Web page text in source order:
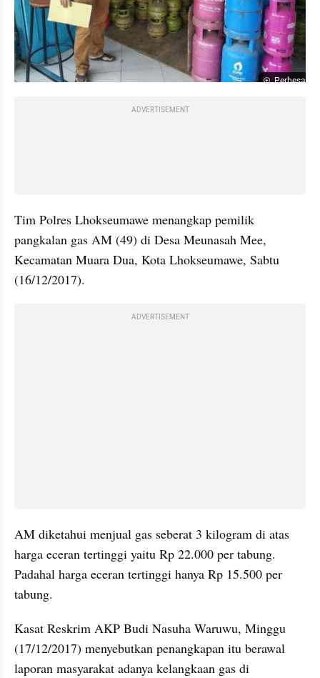
Perbesar
ADVERTISEMENT
Tim Polres Lhokseumawe menangkap pemilik
pangkalan gas AM (49) di Desa Meunasah Mee,
Kecamatan Muara Dua, Kota Lhokseumawe, Sabtu
(16/12/2017).
ADVERTISEMENT
AM diketahui menjual gas seberat 3 kilogram di atas
harga eceran tertinggi yaitu Rp 22.000 per tabung.
Padahal harga eceran tertinggi hanya Rp 15.500 per
tabung.
Kasat Reskrim AKP Budi Nasuha Waruwu, Minggu
(17/12/2017) menyebutkan penangkapan itu berawal
laporan masyarakat adanya kelangkaan gas di